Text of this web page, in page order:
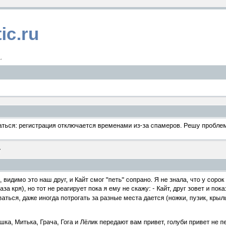
регистрация отключается временами из-за спамеров. Решу
это наш друг, и Кайт смог "петь" сопрано. Я не знала, что у
но тот не реагирует пока я ему не скажу: - Кайт, друг зовет и
даже иногда потрогать за разные места дается (ножки, пузик,
Митька, Грача, Гога и Лёлик передают вам привет, голуби привет не